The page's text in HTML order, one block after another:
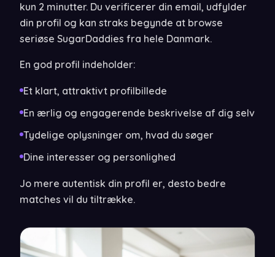
kun 2 minutter. Du verificerer din email, udfylder
din profil og kan straks begynde at browse
seriøse SugarDaddies fra hele Danmark.
En god profil indeholder:
Et klart, attraktivt profilbillede
En ærlig og engagerende beskrivelse af dig selv
Tydelige oplysninger om, hvad du søger
Dine interesser og personlighed
Jo mere autentisk din profil er, desto bedre
matches vil du tiltrække.